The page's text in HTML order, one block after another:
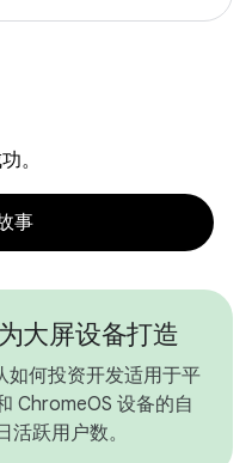
。
事
大屏设备打造
如何投资开发适用于平
ChromeOS 设备的自
跃用户数。